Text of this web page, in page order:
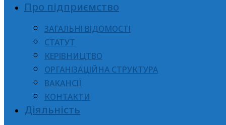
Про підприємство
ЗАГАЛЬНІ ВІДОМОСТІ
СТАТУТ
КЕРІВНИЦТВО
ОРГАНІЗАЦІЙНА СТРУКТУРА
ВАКАНСІЇ
КОНТАКТИ
Діяльність